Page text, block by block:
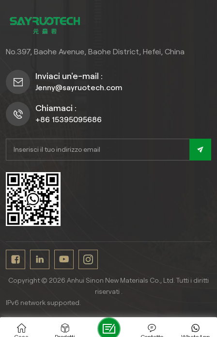
No.397, Baohe Avenue, Baohe District, Hefei, China
Inviaci un'e-mail :
Jenny@sayruotech.com
Chiamaci :
+86 15395095686
Copyright © 2026 Anhui Sinon New Materials Co., Ltd. Tutti i diritti
riservati .
IPv6 network supported.